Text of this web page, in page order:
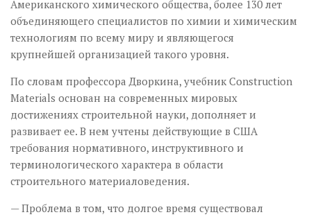
Американского химического общества, более 130 лет
объединяющего специалистов по химии и химическим
технологиям по всему миру и являющегося
крупнейшей организацией такого уровня.
По словам профессора Дворкина, учебник Construction
Materials основан на современных мировых
достижениях строительной науки, дополняет и
развивает ее. В нем учтены действующие в США
требования нормативного, инструктивного и
терминологического характера в области
строительного материаловедения.
— Проблема в том, что долгое время существовал